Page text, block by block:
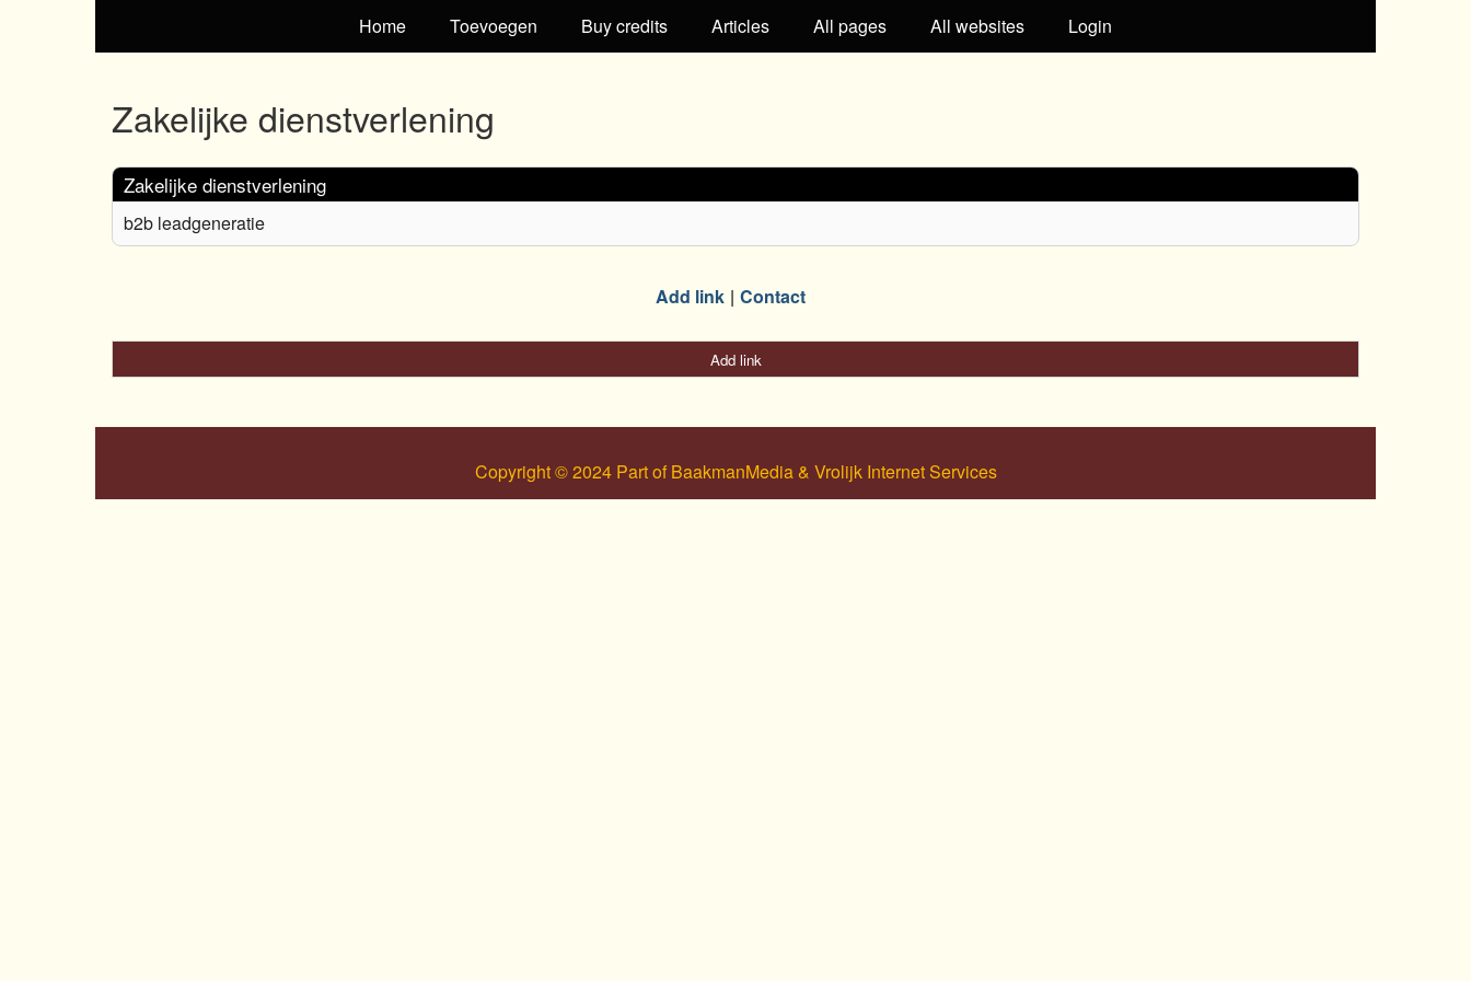
Home Toevoegen Buy credits Articles All pages All websites Login
Zakelijke dienstverlening
Zakelijke dienstverlening
b2b leadgeneratie
Add link Contact
Add link
Copyright © 2024 Part of BaakmanMedia & Vrolijk Internet Services